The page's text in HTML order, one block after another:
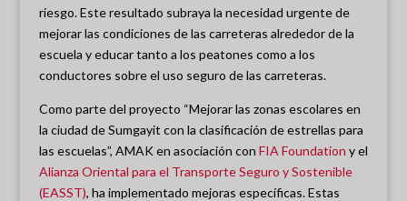
riesgo. Este resultado subraya la necesidad urgente de
mejorar las condiciones de las carreteras alrededor de la
escuela y educar tanto a los peatones como a los
conductores sobre el uso seguro de las carreteras.
Como parte del proyecto “Mejorar las zonas escolares en
la ciudad de Sumgayit con la clasificación de estrellas para
las escuelas”, AMAK en asociación con FIA Foundation y el
Alianza Oriental para el Transporte Seguro y Sostenible
(EASST), ha implementado mejoras específicas. Estas